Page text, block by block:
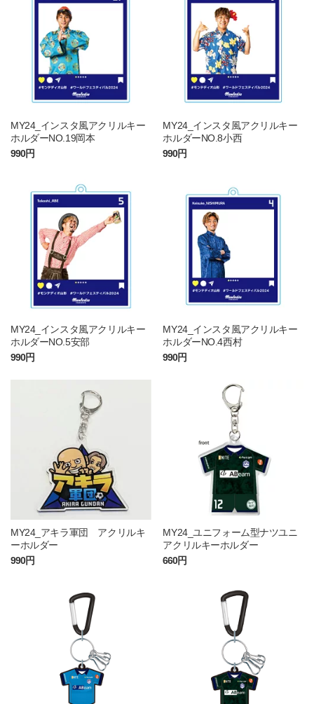
MY24_インスタ風アクリルキー
ホルダーNO.19岡本
990円
MY24_インスタ風アクリルキー
ホルダーNO.8小西
990円
MY24_インスタ風アクリルキー
ホルダーNO.5安部
990円
MY24_インスタ風アクリルキー
ホルダーNO.4西村
990円
MY24_アキラ軍団 アクリルキ
ーホルダー
990円
MY24_ユニフォーム型ナツユニ
アクリルキーホルダー
660円